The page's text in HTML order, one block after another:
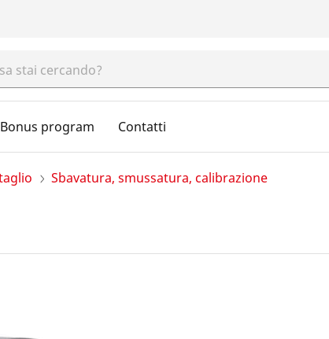
Bonus program Contatti
Sbavatura, smussatura, calibrazione